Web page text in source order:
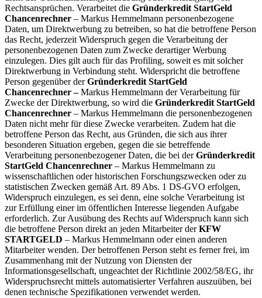
Rechtsansprüchen. Verarbeitet die Gründerkredit StartGeld
Chancenrechner – Markus Hemmelmann personenbezogene
Daten, um Direktwerbung zu betreiben, so hat die betroffene Person
das Recht, jederzeit Widerspruch gegen die Verarbeitung der
personenbezogenen Daten zum Zwecke derartiger Werbung
einzulegen. Dies gilt auch für das Profiling, soweit es mit solcher
Direktwerbung in Verbindung steht. Widerspricht die betroffene
Person gegenüber derGründerkredit StartGeld
Chancenrechner–Markus Hemmelmann der Verarbeitung für
Zwecke der Direktwerbung, so wird die Gründerkredit StartGeld
Chancenrechner – Markus Hemmelmann die personenbezogenen
Daten nicht mehr für diese Zwecke verarbeiten. Zudem hat die
betroffene Person das Recht, aus Gründen, die sich aus ihrer
besonderen Situation ergeben, gegen die sie betreffende
Verarbeitung personenbezogener Daten, die bei derGründerkredit
StartGeld Chancenrechner – Markus Hemmelmann zu
wissenschaftlichen oder historischen Forschungszwecken oder zu
statistischen Zwecken gemäß Art. 89 Abs. 1 DS-GVO erfolgen,
Widerspruch einzulegen, es sei denn, eine solche Verarbeitung ist
zur Erfüllung einer im öffentlichen Interesse liegenden Aufgabe
erforderlich. Zur Ausübung des Rechts auf Widerspruch kann sich
die betroffene Person direkt an jeden Mitarbeiter derKFW
STARTGELD – Markus Hemmelmann oder einen anderen
Mitarbeiter wenden. Der betroffenen Person steht es ferner frei, im
Zusammenhang mit der Nutzung von Diensten der
Informationsgesellschaft, ungeachtet der Richtlinie 2002/58/EG, ihr
Widerspruchsrecht mittels automatisierter Verfahren auszuüben, bei
denen technische Spezifikationen verwendet werden.